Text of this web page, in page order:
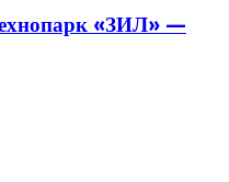
«ЗИЛ» —